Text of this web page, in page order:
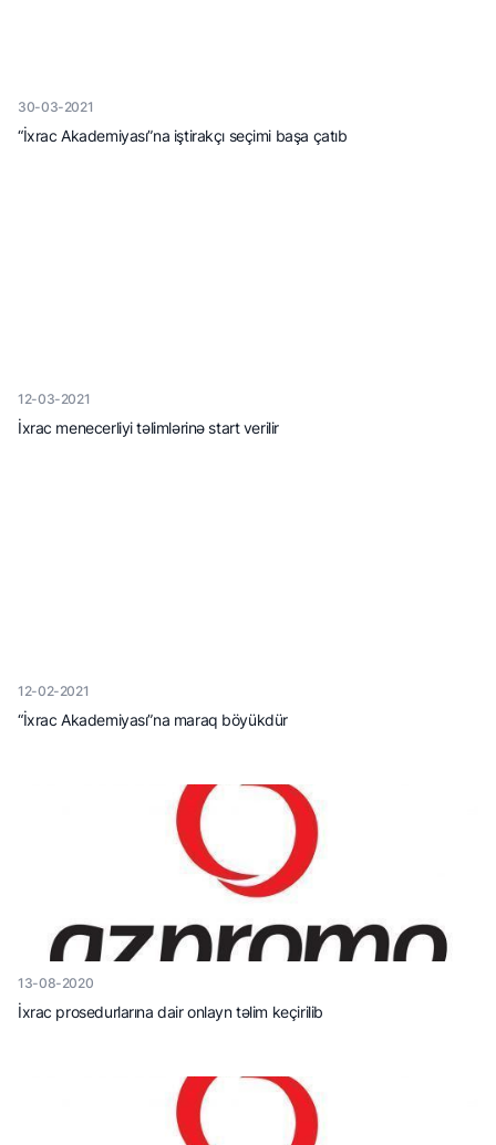
30-03-2021
“İxrac Akademiyası”na iştirakçı seçimi başa çatıb
12-03-2021
İxrac menecerliyi təlimlərinə start verilir
12-02-2021
“İxrac Akademiyası”na maraq böyükdür
13-08-2020
İxrac prosedurlarına dair onlayn təlim keçirilib